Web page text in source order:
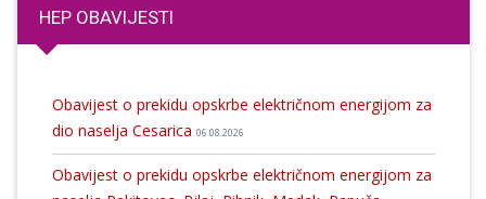
HEP OBAVIJESTI
Obavijest o prekidu opskrbe električnom energijom za
dio naselja Cesarica 06.08.2026
Obavijest o prekidu opskrbe električnom energijom za